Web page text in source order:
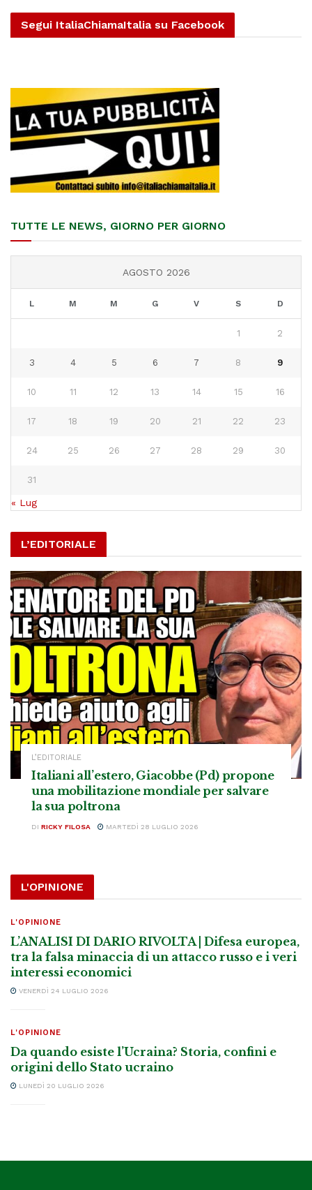
Segui ItaliaChiamaItalia su Facebook
TUTTE LE NEWS, GIORNO PER GIORNO
AGOSTO 2026
L M M G V S D
1 2
3 4 5 6 7 8 9
10 11 12 13 14 15 16
17 18 19 20 21 22 23
24 25 26 27 28 29 30
31
« Lug
L’EDITORIALE
L’EDITORIALE
Italiani all’estero, Giacobbe (Pd) propone
una mobilitazione mondiale per salvare
la sua poltrona
DI RICKY FILOSA MARTEDÌ 28 LUGLIO 2026
L'OPINIONE
L'OPINIONE
L’ANALISI DI DARIO RIVOLTA | Difesa europea,
tra la falsa minaccia di un attacco russo e i veri
interessi economici
VENERDÌ 24 LUGLIO 2026
L'OPINIONE
Da quando esiste l’Ucraina? Storia, confini e
origini dello Stato ucraino
LUNEDÌ 20 LUGLIO 2026